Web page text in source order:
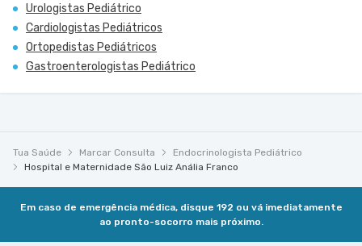
Urologistas Pediátrico
Cardiologistas Pediátricos
Ortopedistas Pediátricos
Gastroenterologistas Pediátrico
Tua Saúde Marcar Consulta
Endocrinologista Pediátrico
Hospital e Maternidade São Luiz Anália Franco
Em caso de emergência médica, disque 192 ou vá imediatamente
ao pronto-socorro mais próximo.